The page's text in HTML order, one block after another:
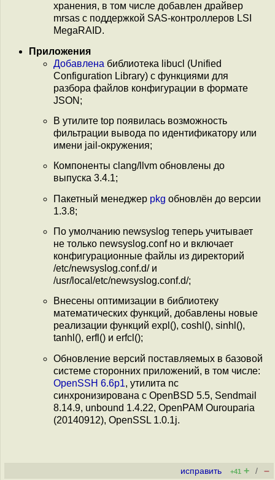
хранения, в том числе добавлен драйвер
mrsas с поддержкой SAS-контроллеров LSI
MegaRAID.
Приложения
Добавлена библиотека libucl (Unified
Configuration Library) с функциями для
разбора файлов конфигурации в формате
JSON;
В утилите top появилась возможность
фильтрации вывода по идентификатору или
имени jail-окружения;
Компоненты clang/llvm обновлены до
выпуска 3.4.1;
Пакетный менеджер pkg обновлён до версии
1.3.8;
По умолчанию newsyslog теперь учитывает
не только newsyslog.conf но и включает
конфигурационные файлы из директорий
/etc/newsyslog.conf.d/ и
/usr/local/etc/newsyslog.conf.d/;
Внесены оптимизации в библиотеку
математических функций, добавлены новые
реализации функций expl(), coshl(), sinhl(),
tanhl(), erfl() и erfcl();
Обновление версий поставляемых в базовой
системе сторонних приложений, в том числе:
OpenSSH 6.6p1, утилита nc
синхронизирована с OpenBSD 5.5, Sendmail
8.14.9, unbound 1.4.22, OpenPAM Ourouparia
(20140912), OpenSSL 1.0.1j.
исправить +41 + / –